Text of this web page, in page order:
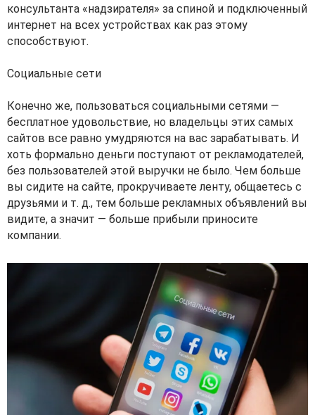
консультанта «надзирателя» за спиной и подключенный
интернет на всех устройствах как раз этому
способствуют.
Социальные сети
Конечно же, пользоваться социальными сетями —
бесплатное удовольствие, но владельцы этих самых
сайтов все равно умудряются на вас зарабатывать. И
хоть формально деньги поступают от рекламодателей,
без пользователей этой выручки не было. Чем больше
вы сидите на сайте, прокручиваете ленту, общаетесь с
друзьями и т. д., тем больше рекламных объявлений вы
видите, а значит — больше прибыли приносите
компании.